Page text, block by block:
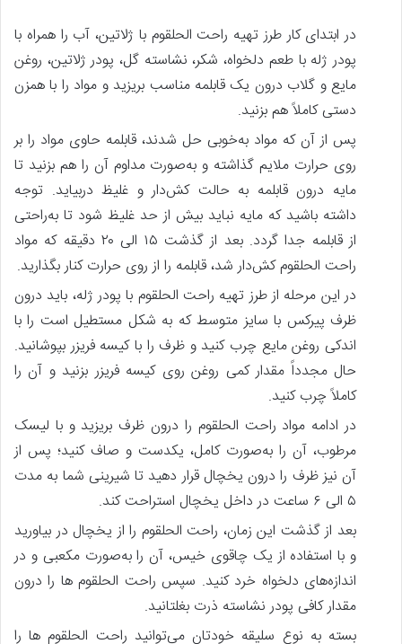
در ابتدای کار طرز تهیه راحت الحلقوم با ژلاتین، آب را همراه با
پودر ژله با طعم دلخواه، شکر، نشاسته گل، پودر ژلاتین، روغن
مایع و گلاب درون یک قابلمه مناسب بریزید و مواد را با همزن
دستی کاملاً هم بزنید.
پس از آن که مواد به‌خوبی حل شدند، قابلمه حاوی مواد را بر
روی حرارت ملایم گذاشته و به‌صورت مداوم آن را هم بزنید تا
مایه درون قابلمه به حالت کش‌دار و غلیظ دربیاید. توجه
داشته باشید که مایه نباید بیش از حد غلیظ شود تا به‌راحتی
از قابلمه جدا گردد. بعد از گذشت ۱۵ الی ۲۰ دقیقه که مواد
راحت الحلقوم کش‌دار شد، قابلمه را از روی حرارت کنار بگذارید.
در این مرحله از طرز تهیه راحت الحلقوم با پودر ژله، باید درون
ظرف پیرکس با سایز متوسط که به شکل مستطیل است را با
اندکی روغن مایع چرب کنید و ظرف را با کیسه فریزر بپوشانید.
حال مجدداً مقدار کمی روغن روی کیسه فریزر بزنید و آن را
کاملاً چرب کنید.
در ادامه مواد راحت الحلقوم را درون ظرف بریزید و با لیسک
مرطوب، آن را به‌صورت کامل، یکدست و صاف کنید؛ پس از
آن نیز ظرف را درون یخچال قرار دهید تا شیرینی شما به مدت
۵ الی ۶ ساعت در داخل یخچال استراحت کند.
بعد از گذشت این زمان، راحت الحلقوم را از یخچال در بیاورید
و با استفاده از یک چاقوی خیس، آن را به‌صورت مکعبی و در
اندازه‌های دلخواه خرد کنید. سپس راحت الحلقوم ها را درون
مقدار کافی پودر نشاسته ذرت بغلتانید.
بسته به نوع سلیقه خودتان می‌توانید راحت الحلقوم ها را